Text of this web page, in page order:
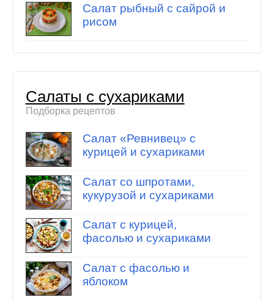
Салат рыбный с сайрой и
рисом
Салаты с сухариками
Подборка рецептов
Салат «Ревнивец» с
курицей и сухариками
Салат со шпротами,
кукурузой и сухариками
Салат с курицей,
фасолью и сухариками
Салат с фасолью и
яблоком